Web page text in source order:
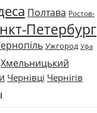
Полтава Ростов-
Петербург
Ужгород Уфа
Хмельницький
Чернівці Чернігів